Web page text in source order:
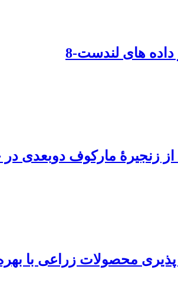
از زنجیرۀ مارکوف دوبعدی
دور سنتینل 2 برای بهبود تفکیک‏